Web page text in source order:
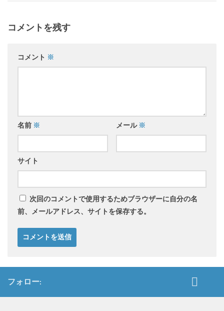
コメントを残す
コメント ※
名前 ※ メール ※
サイト
次回のコメントで使用するためブラウザーに自分の名
前、メールアドレス、サイトを保存する。
フォロー: